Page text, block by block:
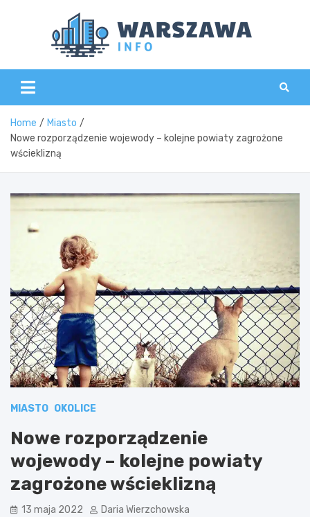
Home
Miasto
Nowe rozporządzenie wojewody – kolejne powiaty zagrożone
wścieklizną
MIASTO OKOLICE
Nowe rozporządzenie
wojewody – kolejne powiaty
zagrożone wścieklizną
13 maja 2022 Daria Wierzchowska